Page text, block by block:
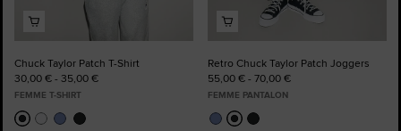
Chuck Taylor Patch T-Shirt
30,00 € - 35,00 €
FEMME T-SHIRT
Retro Chuck Taylor Patch Joggers
55,00 € - 70,00 €
FEMME PANTALON